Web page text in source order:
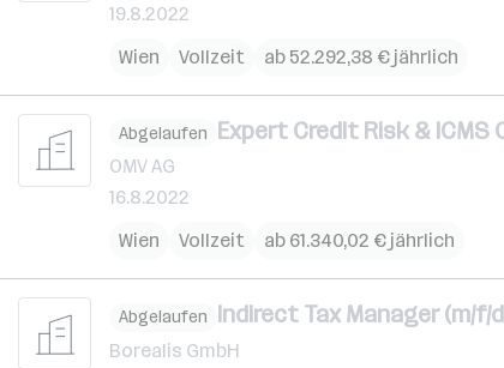
19.8.2022
Wien
Vollzeit ab 52.292,38 € jährlich
Abgelaufen Expert Credit Risk & ICMS
OMV AG
16.8.2022
Wien
Vollzeit ab 61.340,02 € jährlich
Abgelaufen Indirect Tax Manager (m/f/
Borealis GmbH